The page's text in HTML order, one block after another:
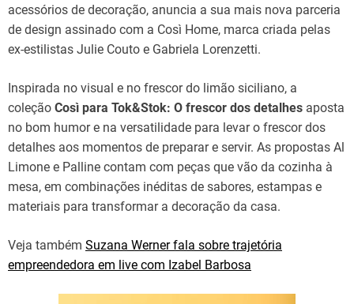
acessórios de decoração, anuncia a sua mais nova parceria
de design assinado com a Così Home, marca criada pelas
ex-estilistas Julie Couto e Gabriela Lorenzetti.
Inspirada no visual e no frescor do limão siciliano, a
coleção Così para Tok&Stok: O frescor dos detalhes aposta
no bom humor e na versatilidade para levar o frescor dos
detalhes aos momentos de preparar e servir. As propostas Al
Limone e Palline contam com peças que vão da cozinha à
mesa, em combinações inéditas de sabores, estampas e
materiais para transformar a decoração da casa.
Veja também Suzana Werner fala sobre trajetória
empreendedora em live com Izabel Barbosa